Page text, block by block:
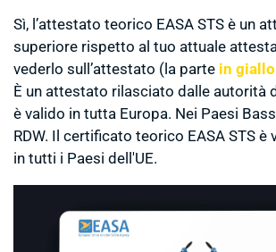
Sì, l’attestato teorico EASA STS è un
superiore rispetto al tuo attuale
vederlo sull’attestato (la parte in giallo
È un attestato rilasciato dalle autorità
è valido in tutta Europa. Nei Paesi
RDW. Il certificato teorico EASA STS è
in tutti i Paesi dell'UE.